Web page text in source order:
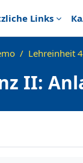
Links
Lehreinheit 4
II: